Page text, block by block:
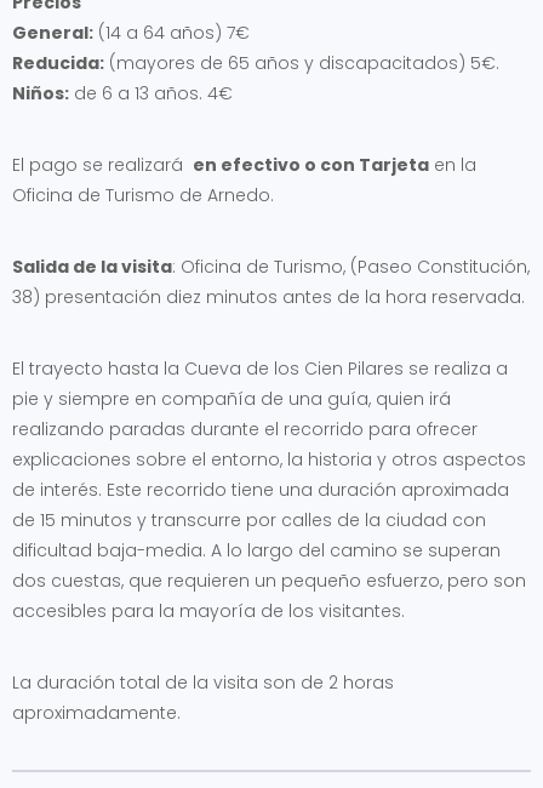
General: (14 a 64 años) 7€
Reducida: (mayores de 65 años y discapacitados) 5€.
Niños: de 6 a 13 años. 4€
El pago se realizará en efectivo o con Tarjeta en la
Oficina de Turismo de Arnedo.
Salida de la visita: Oficina de Turismo, (Paseo Constitución,
38) presentación diez minutos antes de la hora reservada.
El trayecto hasta la Cueva de los Cien Pilares se realiza a
pie y siempre en compañía de una guía, quien irá
realizando paradas durante el recorrido para ofrecer
explicaciones sobre el entorno, la historia y otros aspectos
de interés. Este recorrido tiene una duración aproximada
de 15 minutos y transcurre por calles de la ciudad con
dificultad baja-media. A lo largo del camino se superan
dos cuestas, que requieren un pequeño esfuerzo, pero son
accesibles para la mayoría de los visitantes.
La duración total de la visita son de 2 horas
aproximadamente.